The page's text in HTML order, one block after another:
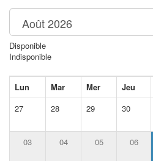
Disponible
Indisponible
Lun Mar Mer Jeu
27
28 29 30
03 04 05 06